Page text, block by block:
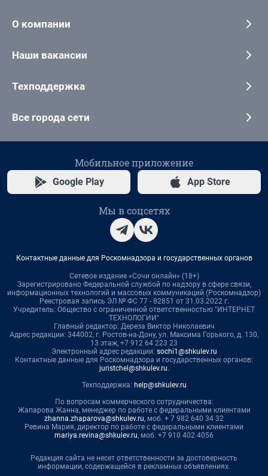
О компании
Наши вакансии
Техподдержка
Все города сети
Мобильное приложение
Google Play App Store
Мы в соцсетях
Контактные данные для Роскомнадзора и государственных органов
Сетевое издание «Сочи онлайн» (18+)
Зарегистрировано Федеральной службой по надзору в сфере связи,
информационных технологий и массовых коммуникаций (Роскомнадзор)
Реестровая запись ЭЛ № ФС 77 - 82851 от 31.03.2022 г.
Учредитель: Общество с ограниченной ответственностью "ИНТЕРНЕТ
ТЕХНОЛОГИИ"
Главный редактор: Дереза Виктор Николаевич
Адрес редакции: 344002, г. Ростов-на-Дону, ул. Максима Горького, д. 130,
13 этаж, +7 912 64 223 23
Электронный адрес редакции: sochi1@shkulev.ru
Контактные данные для Роскомнадзора и государственных органов:
juristchel@shkulev.ru.
Техподдержка: help@shkulev.ru
По вопросам коммерческого сотрудничества:
Жапарова Жанна, менеджер по работе с федеральными клиентами
zhanna.zhaparova@shkulev.ru, моб. + 7 982 640 34 32
Ревина Мария, директор по работе с федеральными клиентами
mariya.revina@shkulev.ru, моб. +7 910 402 4056
Редакция сайта не несет ответственности за достоверность
информации, содержащейся в рекламных объявлениях.